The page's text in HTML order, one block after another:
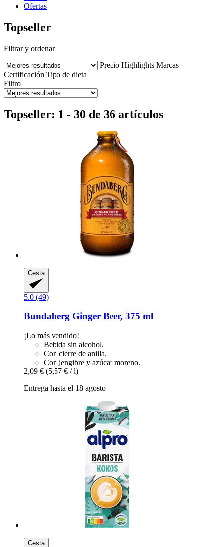
Ofertas
Topseller
Filtrar y ordenar
Precio Highlights Marcas
Certificación Tipo de dieta
Filtro
Topseller: 1 - 30 de 36 artículos
Cesta
5.0 (49)
Bundaberg Ginger Beer, 375 ml
¡Lo más vendido!
Bebida sin alcohol.
Con cierre de anilla.
Con jengibre y azúcar moreno.
2,09 € (5,57 € / l)
Entrega hasta el 18 agosto
Cesta